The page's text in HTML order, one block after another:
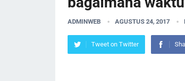
ADMINWEB AGUSTUS 24, 2017
Tweet on Twitter